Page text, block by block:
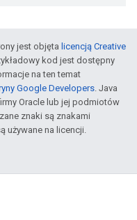
jest objęta licencją Creative
kod jest dostępny
na ten temat
Google Developers. Java
Oracle lub jej podmiotów
znaki są znakami
używane na licencji.